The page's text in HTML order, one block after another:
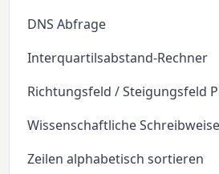
DNS Abfrage
Interquartilsabstand-Rechner
Richtungsfeld / Steigungsfeld
Wissenschaftliche
Zeilen alphabetisch sortieren